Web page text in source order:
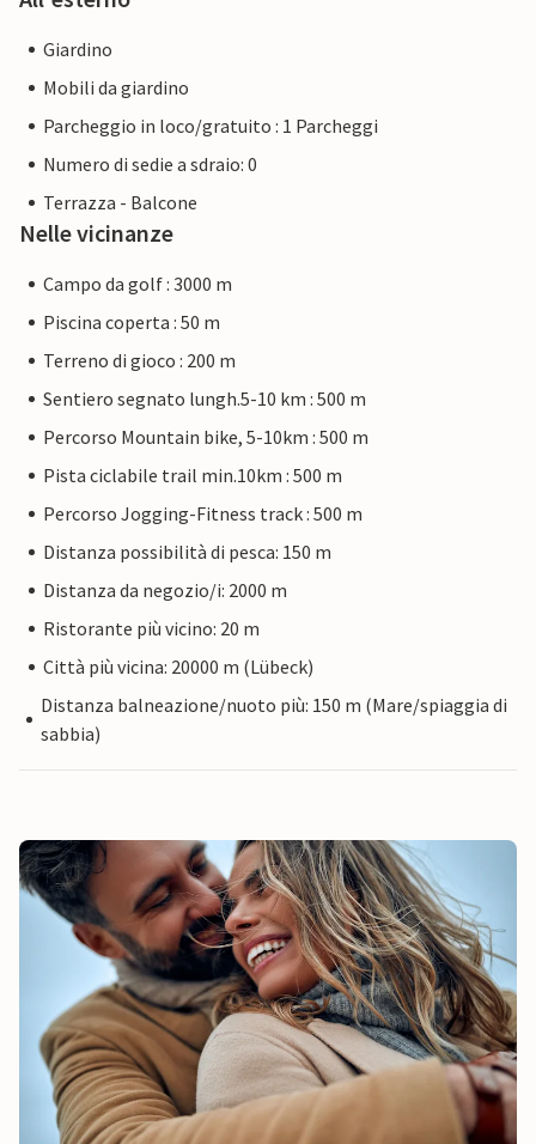
Giardino
Mobili da giardino
Parcheggio in loco/gratuito : 1 Parcheggi
Numero di sedie a sdraio: 0
Terrazza - Balcone
Nelle vicinanze
Campo da golf : 3000 m
Piscina coperta : 50 m
Terreno di gioco : 200 m
Sentiero segnato lungh.5-10 km : 500 m
Percorso Mountain bike, 5-10km : 500 m
Pista ciclabile trail min.10km : 500 m
Percorso Jogging-Fitness track : 500 m
Distanza possibilità di pesca: 150 m
Distanza da negozio/i: 2000 m
Ristorante più vicino: 20 m
Città più vicina: 20000 m (Lübeck)
Distanza balneazione/nuoto più: 150 m (Mare/spiaggia di
sabbia)